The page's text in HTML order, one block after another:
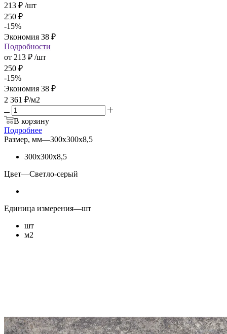
213 ₽ /шт
250 ₽
-15%
Экономия 38 ₽
Подробности
от 213 ₽ /шт
250 ₽
-15%
Экономия 38 ₽
2 361 ₽/м2
В корзину
Подробнее
Размер, мм—300х300х8,5
300х300х8,5
Цвет—Светло-серый
Единица измерения—шт
шт
м2